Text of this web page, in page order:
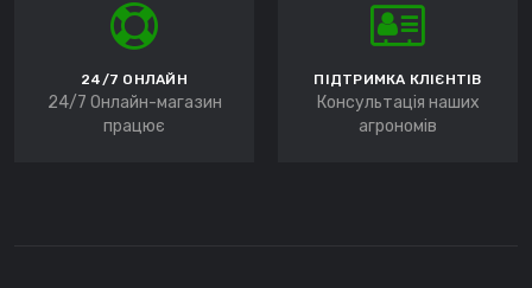
24/7 ОНЛАЙН
24/7 Онлайн-магазин
працює
ПІДТРИМКА КЛІЄНТІВ
Консультація наших
агрономів